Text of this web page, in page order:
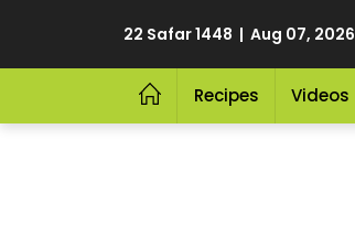
22 Safar 1448 | Aug 07, 2026
Recipes Videos